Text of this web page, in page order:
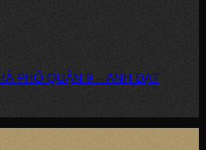
PHỐ QUẬN 9 – ANH ĐẠT